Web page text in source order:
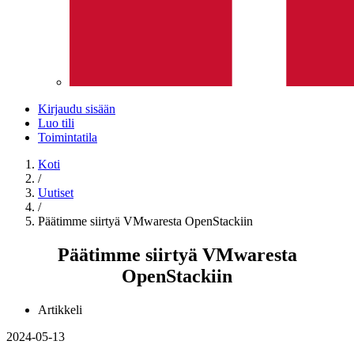
Kirjaudu sisään
Luo tili
Toimintatila
Koti
/
Uutiset
/
Päätimme siirtyä VMwaresta OpenStackiin
Päätimme siirtyä VMwaresta
OpenStackiin
Artikkeli
2024-05-13